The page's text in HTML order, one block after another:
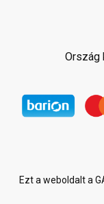
Ország
Ezt a weboldalt a